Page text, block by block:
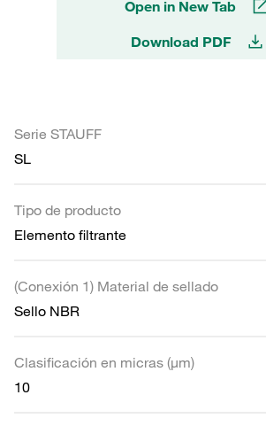
Open in New Tab
Download PDF
Serie STAUFF
SL
Tipo de producto
Elemento filtrante
(Conexión 1) Material de sellado
Sello NBR
Clasificación en micras (µm)
10